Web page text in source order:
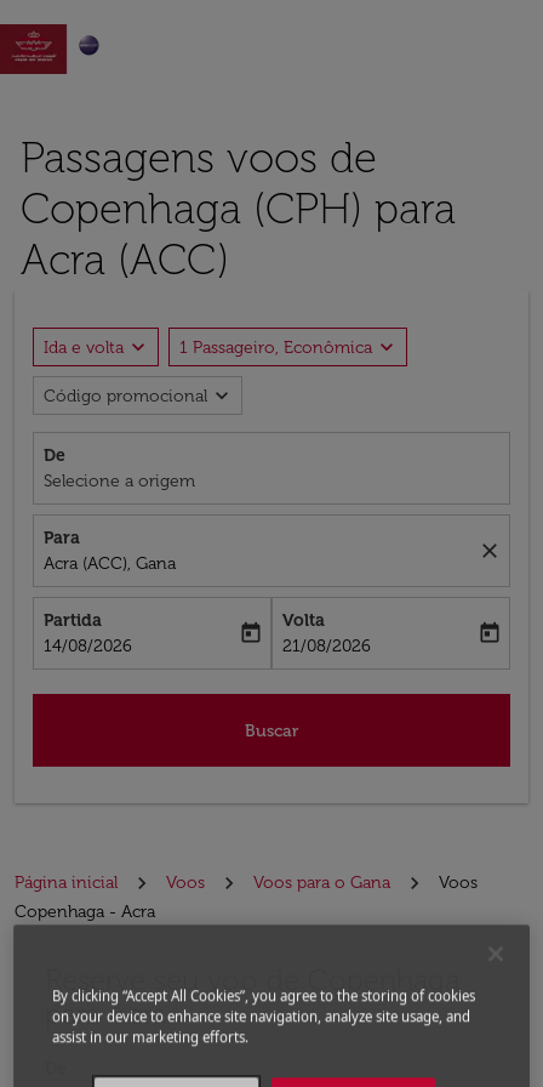

Passagens voos de
Copenhaga (CPH) para
Acra (ACC)
Ida e volta expand_more 1 Passageiro, Econômica expand_more
Código promocional expand_more
De
Selecione a origem
Para
Acra (ACC), Gana
close
Partida
fc-booking-departure-date-aria-label
14/08/2026
today
Volta
fc-booking-return-date-aria-label
21/08/2026
today
Buscar
Página inicial Voos Voos para o Gana
Voos
Copenhaga - Acra
Reserve seu voo de Copenhaga
para Acra
By clicking “Accept All Cookies”, you agree to the storing of cookies
on your device to enhance site navigation, analyze site usage, and
assist in our marketing efforts.